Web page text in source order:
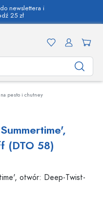
newslettera i
25 zł
na pesto i chutney
(DTO 58)